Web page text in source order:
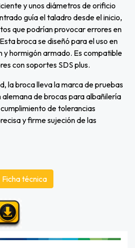
y unos diámetros de orificio
guía el taladro desde el inicio,
que podrían provocar errores en
broca se diseñó para el uso en
y hormigón armado. Es compatible
con soportes SDS plus.
la broca lleva la marca de pruebas
de brocas para albañilería
de tolerancias
y firme sujeción de las
Ficha técnica